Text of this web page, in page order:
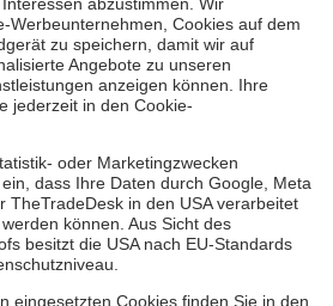
Spendenrats e.V.
& Leistungen
& Lernen